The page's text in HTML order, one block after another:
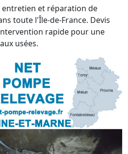
et réparation de
toute l'Île-de-France. Devis
rapide pour une
usées.